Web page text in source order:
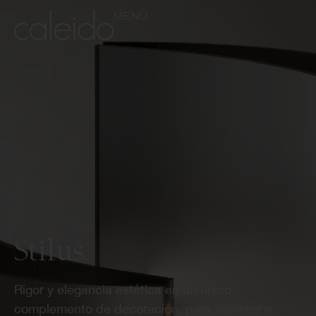
Stilus
Rigor y elegancia estética en un único
complemento de decoración, para calentar e